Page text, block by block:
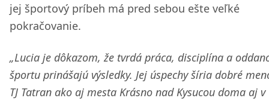
jej športový príbeh má pred sebou ešte veľké
pokračovanie.
„Lucia je dôkazom, že tvrdá práca, disciplína a
športu prinášajú výsledky. Jej úspechy šíria dobré
TJ Tatran ako aj mesta Krásno nad Kysucou doma aj v